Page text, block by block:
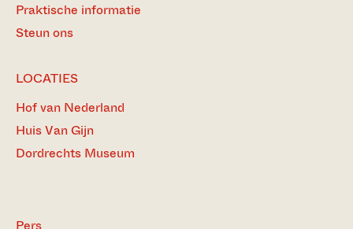
Praktische informatie
Steun ons
LOCATIES
Hof van Nederland
Huis Van Gijn
Dordrechts Museum